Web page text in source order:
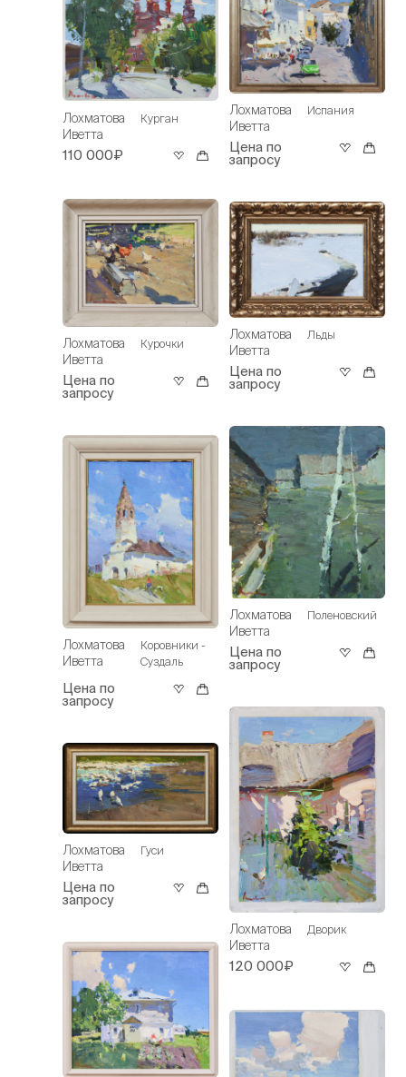
Лохматова
Иветта
Курган
110 000₽
Лохматова
Иветта
Курочки
Цена по
запросу
Лохматова
Иветта
Коровники -
Суздаль
Цена по
запросу
Лохматова
Иветта
Гуси
Цена по
запросу
Лохматова
Иветта
Испания
Цена по
запросу
Лохматова
Иветта
Льды
Цена по
запросу
Лохматова
Иветта
Поленовский
Цена по
запросу
Лохматова
Иветта
Дворик
120 000₽